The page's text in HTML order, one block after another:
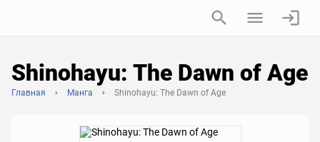
Shinohayu: The Dawn of Age
Главная Манга Shinohayu: The Dawn of Age